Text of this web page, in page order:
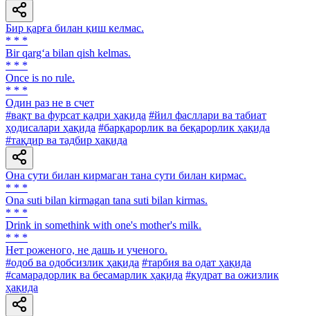
Бир қарға билан қиш келмас.
* * *
Bir qarg‘a bilan qish kelmas.
* * *
Once is no rule.
* * *
Один раз не в счет
#вақт ва фурсат қадри ҳақида #йил фасллари ва табиат
ҳодисалари ҳақида #барқарорлик ва беқарорлик ҳақида
#тақдир ва тадбир ҳақида
Она сути билан кирмаган тана сути билан кирмас.
* * *
Ona suti bilan kirmagan tana suti bilan kirmas.
* * *
Drink in somethink with one's mother's milk.
* * *
Нет роженого, не дашь и ученого.
#одоб ва одобсизлик ҳақида #тарбия ва одат ҳақида
#самарадорлик ва бесамарлик ҳақида #қудрат ва ожизлик
ҳақида